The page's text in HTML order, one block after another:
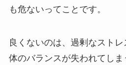
も危ないってことです。
良くないのは、過剰なスト
体のバランスが失われてしま